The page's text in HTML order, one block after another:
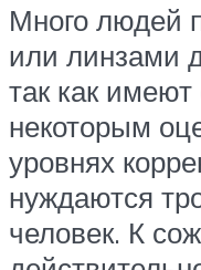
Много людей
или линзами
так как
некоторым
уровнях
нуждаются
человек. К